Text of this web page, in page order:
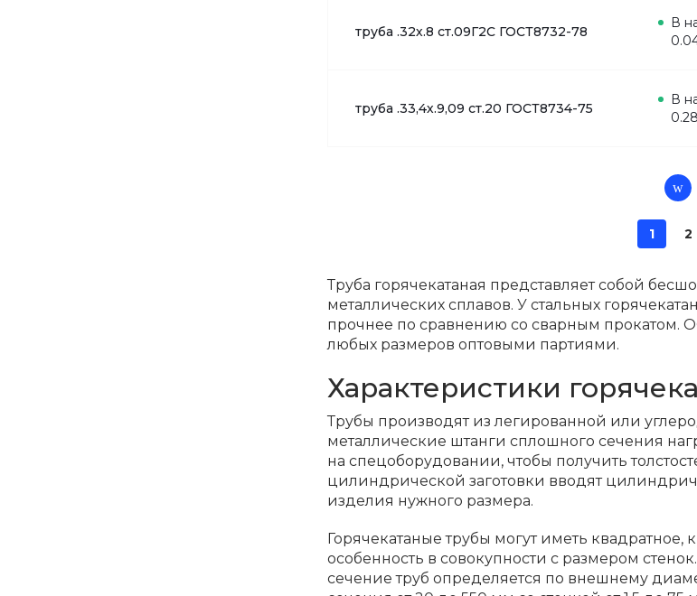
труба .32х.8 ст.09Г2С ГОСТ8732-78
В
труба .33,4х.9,09 ст.20 ГОСТ8734-75
В
0.28
1 2
Труба горячекатаная представляет собой
металлических сплавов. У стальных
прочнее по сравнению со сварным прокатом.
любых размеров оптовыми партиями.
Характеристики
Трубы производят из легированной или
металлические штанги сплошного сечения
на спецоборудовании, чтобы получить
цилиндрической заготовки вводят
изделия нужного размера.
Горячекатаные трубы могут иметь
особенность в совокупности с размером
сечение труб определяется по внешнему